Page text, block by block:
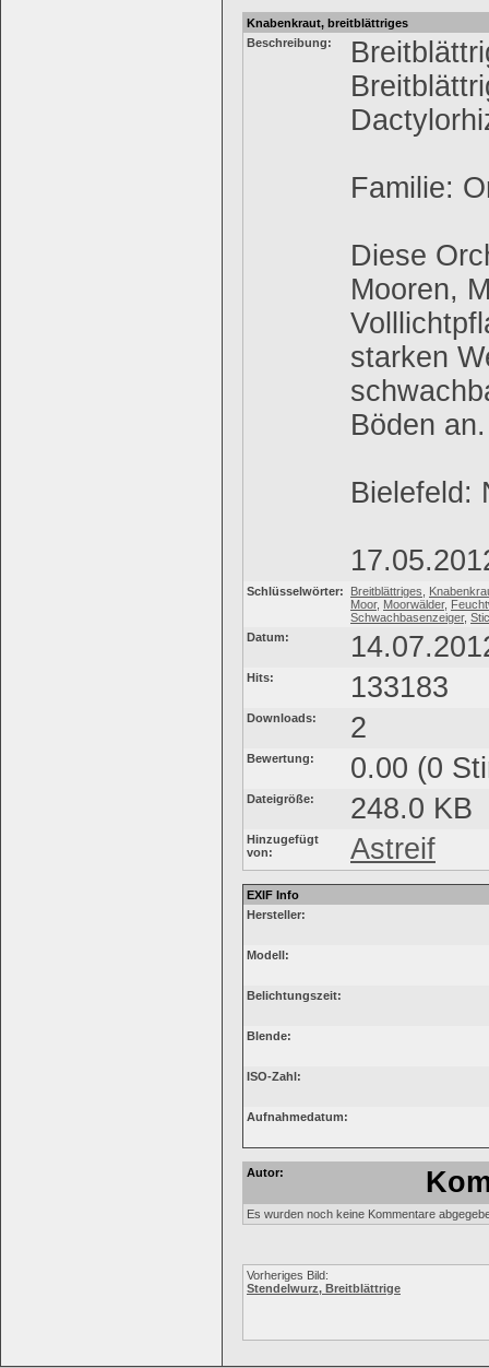
Knabenkraut, breitblättriges
Beschreibung:
Familie:
Diese
Mooren,
starken
Böden an.
Bielefeld:
Schlüsselwörter: Breitblättriges
Moor, Moorwälder,
Schwachbasenzeiger,
Datum:
Hits: 133183
Downloads: 2
Bewertung: 0.00 (0
Dateigröße: 248.0 KB
Hinzugefügt
von:
Astreif
EXIF Info
Hersteller:
Modell:
Belichtungszeit:
Blende:
ISO-Zahl:
Aufnahmedatum:
Autor:
Es wurden noch keine Kommentare
Vorheriges Bild:
Stendelwurz, Breitblättrige